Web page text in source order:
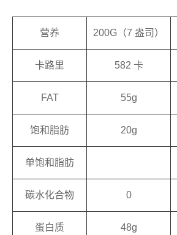
营养 200G（7 盎司）
卡路里 582 卡
FAT 55g
饱和脂肪 20g
单饱和脂肪
碳水化合物 0
蛋白质 48g